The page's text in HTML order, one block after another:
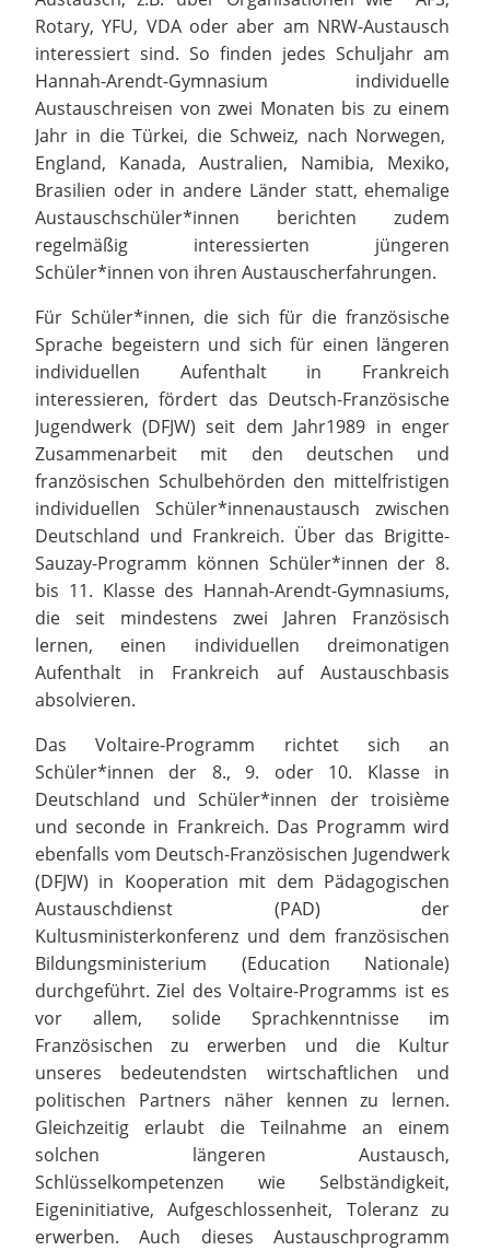
Rotary, YFU, VDA oder aber am NRW-Austausch
interessiert sind. So finden jedes Schuljahr am
Hannah-Arendt-Gymnasium individuelle
Austauschreisen von zwei Monaten bis zu einem
Jahr in die Türkei, die Schweiz, nach Norwegen,
England, Kanada, Australien, Namibia, Mexiko,
Brasilien oder in andere Länder statt, ehemalige
Austauschschüler*innen berichten zudem
regelmäßig interessierten jüngeren
Schüler*innen von ihren Austauscherfahrungen.
Für Schüler*innen, die sich für die französische
Sprache begeistern und sich für einen längeren
individuellen Aufenthalt in Frankreich
interessieren, fördert das Deutsch-Französische
Jugendwerk (DFJW) seit dem Jahr1989 in enger
Zusammenarbeit mit den deutschen und
französischen Schulbehörden den mittelfristigen
individuellen Schüler*innenaustausch zwischen
Deutschland und Frankreich. Über das Brigitte-
Sauzay-Programm können Schüler*innen der 8.
bis 11. Klasse des Hannah-Arendt-Gymnasiums,
die seit mindestens zwei Jahren Französisch
lernen, einen individuellen dreimonatigen
Aufenthalt in Frankreich auf Austauschbasis
absolvieren.
Das Voltaire-Programm richtet sich an
Schüler*innen der 8., 9. oder 10. Klasse in
Deutschland und Schüler*innen der troisième
und seconde in Frankreich. Das Programm wird
ebenfalls vom Deutsch-Französischen Jugendwerk
(DFJW) in Kooperation mit dem Pädagogischen
Austauschdienst (PAD) der
Kultusministerkonferenz und dem französischen
Bildungsministerium (Education Nationale)
durchgeführt. Ziel des Voltaire-Programms ist es
vor allem, solide Sprachkenntnisse im
Französischen zu erwerben und die Kultur
unseres bedeutendsten wirtschaftlichen und
politischen Partners näher kennen zu lernen.
Gleichzeitig erlaubt die Teilnahme an einem
solchen längeren Austausch,
Schlüsselkompetenzen wie Selbständigkeit,
Eigeninitiative, Aufgeschlossenheit, Toleranz zu
erwerben. Auch dieses Austauschprogramm